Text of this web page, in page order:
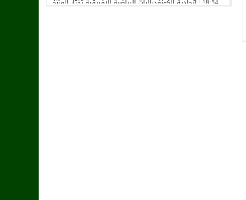
18:54 اتحادية الكونفدراليات الرياضية الإفريقية تختار المنتخب الوطني